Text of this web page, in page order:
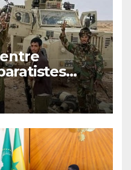
entre
conflit